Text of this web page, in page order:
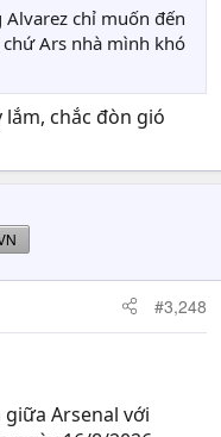
Alvarez chỉ muốn đến
chứ Ars nhà mình khó
chắc đòn gió
#3,248
Arsenal với